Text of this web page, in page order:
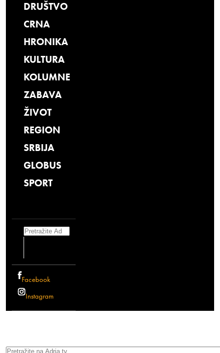
DRUŠTVO
CRNA
HRONIKA
KULTURA
KOLUMNE
ZABAVA
ŽIVOT
REGION
SRBIJA
GLOBUS
SPORT
Search
Facebook
Instagram
Search